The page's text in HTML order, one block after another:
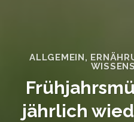
ALLGEMEIN,
jährlich